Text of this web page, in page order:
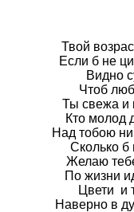
Твой
Если б не
Видно
Чтоб
Ты свежа и
Кто молод
Над тобою
Сколько б
Желаю
По жизни
Цвети и
Наверно в